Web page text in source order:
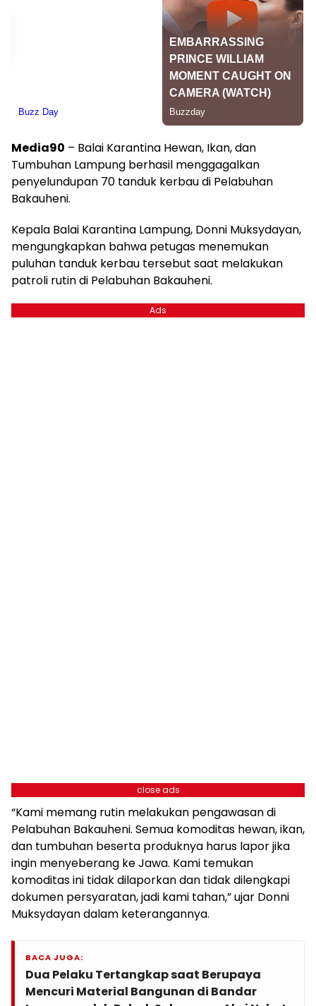
Media90 – Balai Karantina Hewan, Ikan, dan
Tumbuhan Lampung berhasil menggagalkan
penyelundupan 70 tanduk kerbau di Pelabuhan
Bakauheni.
Kepala Balai Karantina Lampung, Donni Muksydayan,
mengungkapkan bahwa petugas menemukan
puluhan tanduk kerbau tersebut saat melakukan
patroli rutin di Pelabuhan Bakauheni.
Ads
close ads
“Kami memang rutin melakukan pengawasan di
Pelabuhan Bakauheni. Semua komoditas hewan, ikan,
dan tumbuhan beserta produknya harus lapor jika
ingin menyeberang ke Jawa. Kami temukan
komoditas ini tidak dilaporkan dan tidak dilengkapi
dokumen persyaratan, jadi kami tahan,” ujar Donni
Muksydayan dalam keterangannya.
BACA JUGA:
Dua Pelaku Tertangkap saat Berupaya
Mencuri Material Bangunan di Bandar